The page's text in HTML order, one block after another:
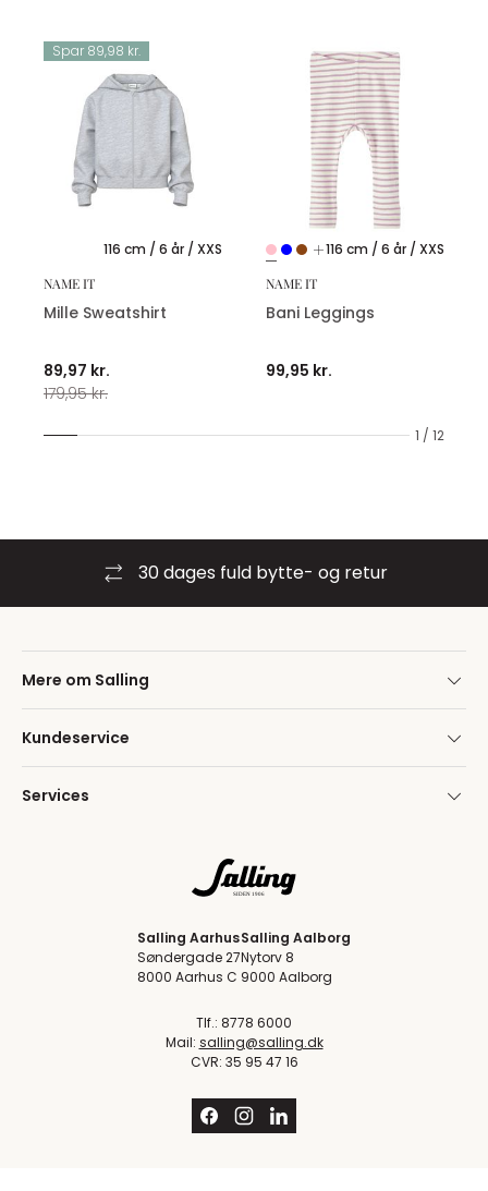
1 / 12
Spar 89,98 kr.
116 cm / 6 år / XXS
NAME IT
Mille Sweatshirt
89,97 kr.
179,95 kr.
116 cm / 6 år / XXS
NAME IT
Bani Leggings
99,95 kr.
30 dages fuld bytte- og retur
Mere om Salling
Kundeservice
Services
Salling Aarhus
Søndergade 27
8000 Aarhus C
Salling Aalborg
Nytorv 8
9000 Aalborg
Tlf.: 8778 6000
Mail: salling@salling.dk
CVR: 35 95 47 16